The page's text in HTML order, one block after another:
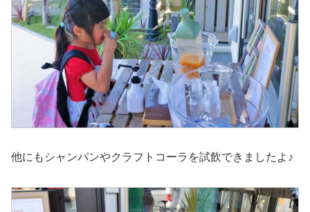
他にもシャンパンやクラフトコーラを試飲できましたよ♪